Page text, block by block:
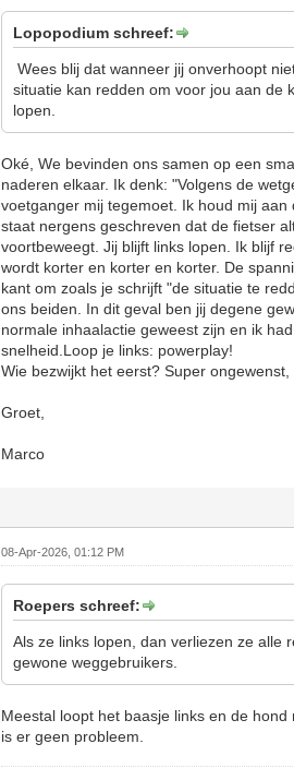
Lopopodium schreef:
Wees blij dat wanneer jij onverhoopt
situatie kan redden om voor jou aan de
lopen.
Oké, We bevinden ons samen op een
naderen elkaar. Ik denk: "Volgens de
voetganger mij tegemoet. Ik houd mij
staat nergens geschreven dat de fietser
voortbeweegt. Jij blijft links lopen. Ik blijf
wordt korter en korter en korter. De
kant om zoals je schrijft "de situatie te
ons beiden. In dit geval ben jij degene
normale inhaalactie geweest zijn en ik
snelheid.Loop je links: powerplay!
Wie bezwijkt het eerst? Super
Groet,
Marco
08-Apr-2026, 01:12 PM
Roepers schreef:
Als ze links lopen, dan verliezen ze alle
gewone weggebruikers.
Meestal loopt het baasje links en de
is er geen probleem.